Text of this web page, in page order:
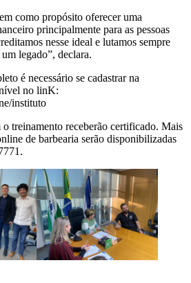
como propósito oferecer uma
principalmente para as pessoas
nesse ideal e lutamos sempre
legado”, declara.
é necessário se cadastrar na
no linK:
instituto
treinamento receberão certificado. Mais
de barbearia serão disponibilizadas